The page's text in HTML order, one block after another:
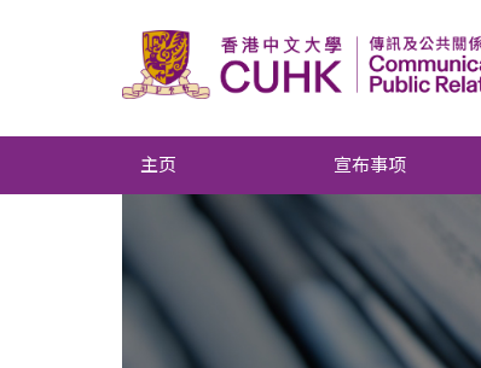
主页 宣布事项